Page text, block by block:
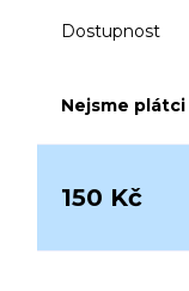
Dostupnost
Nejsme plátci
150 Kč